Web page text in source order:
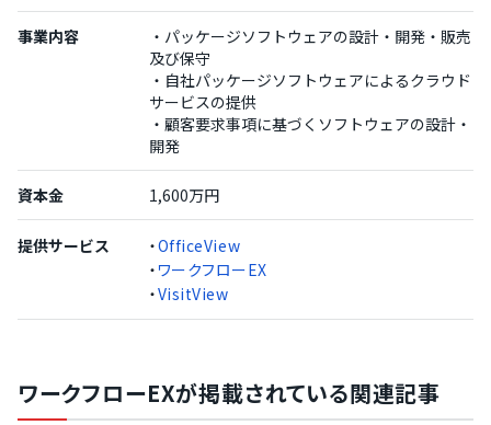
事業内容
・パッケージソフトウェアの設計・開発・販売
及び保守
・自社パッケージソフトウェアによるクラウド
サービスの提供
・顧客要求事項に基づくソフトウェアの設計・
開発
資本金 1,600万円
提供サービス ・OfficeView
・ワークフローEX
・VisitView
ワークフローEXが掲載されている関連記事